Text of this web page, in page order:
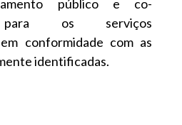
público e co-
para os serviços
conformidade com as
identificadas.